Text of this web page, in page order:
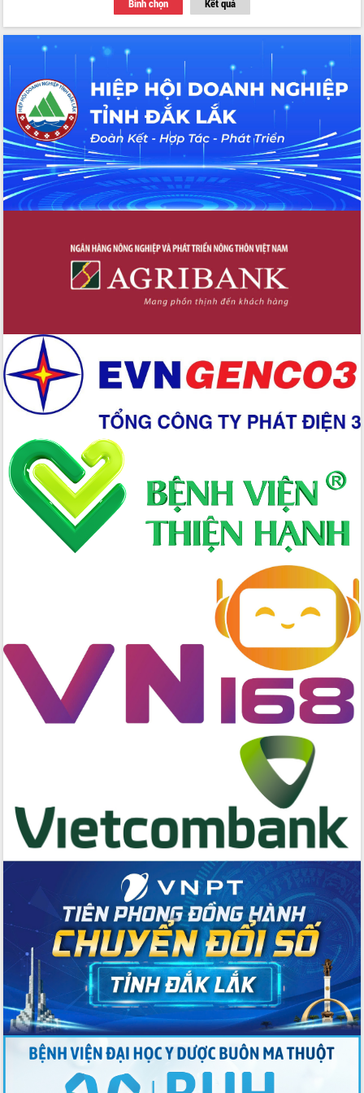
du khách thông qua Hệ thống cơ sở dữ
liệu và Bản đồ số
Tập huấn ứng dụng trí tuệ nhân tạo (AI)
trong thương mại điện tử năm 2026
Đoàn đại biểu Quốc hội tỉnh Đắk Lắk
trao đổi thông tin trước Kỳ họp thứ
nhất, Quốc hội khóa XVI
Quyết liệt cải cách hành chính, khơi
thông nguồn lực phát triển
Nâng cao hiệu lực, hiệu quả HĐND
tỉnh thông qua hiện đại hóa hành chính
Xã Ea Phê gắn cải cách hành chính với
Phó Chủ tịch Thường trực UBND tỉnh
Hồ Thị Nguyên Thảo làm việc tại Trung
tâm Phục vụ hành chính công xã Ea
hành cùng nông dân dân, doanh nghiệp
Giai đoạn 2026-2030, Đắk Lắk phấn
đấu có 77% xã đạt chuẩn nông thôn
mới
Chuyển đổi số 'mở đường' cho nông
nghiệp Đắk Lắk tăng trưởng bứt phá
Triển khai đồng bộ đo đạc, lập hồ sơ
địa chính, hoàn thiện cơ sở dữ liệu đất
đai
Ứng dụng sinh trắc học - Bước tiến
trong hành trình chuyển đổi số tại Đắk
Đắk Lắk nâng cao hiệu quả công tác
chuyển đổi số cho cán bộ, công chức
cấp xã
Đắk Lắk phát động hưởng ứng Ngày
Quyền của người tiêu dùng Việt Nam
Lương Văn Chánh năm 2026
Phó Bí thư Tỉnh ủy Đắk Lắk Đỗ Hữu
Huy giữ chức Bí thư Đảng ủy Ủy Ban
Nhân dân tỉnh
Bệnh án điện tử thúc đẩy chuyển đổi
số y tế tại Đắk Lắk
Chuyển đổi số thư viện: Mở rộng
không gian tri thức trong thời đại số
Đánh giá, rút kinh nghiệm công tác tổ
chức diễn tập trước ngày bầu cử
Chương trình “Gặp gỡ hữu nghị –
Friendship Meeting New Year 2026”
Bầu cử Quốc hội và HĐND: Cử tri Đắk
Lắk gửi gắm niềm tin, kỳ vọng vào lá
phiếu
Đắk Lắk sẵn sàng các điều kiện cho
Bình chọn Kết quả